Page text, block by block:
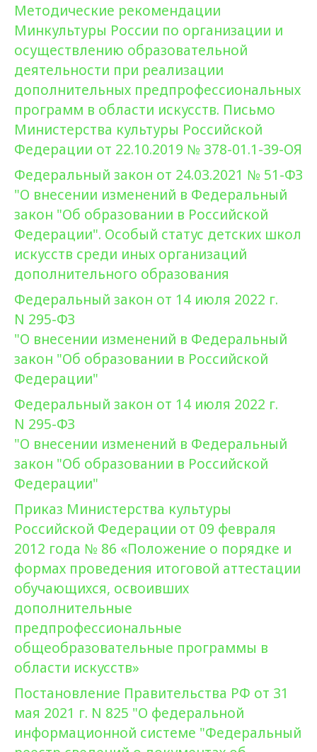
Методические рекомендации
Минкультуры России по организации и
осуществлению образовательной
деятельности при реализации
дополнительных предпрофессиональных
программ в области искусств. Письмо
Министерства культуры Российской
Федерации от 22.10.2019 № 378-01.1-39-ОЯ
Федеральный закон от 24.03.2021 № 51-ФЗ
"О внесении изменений в Федеральный
закон "Об образовании в Российской
Федерации". Особый статус детских школ
искусств среди иных организаций
дополнительного образования
Федеральный закон от 14 июля 2022 г.
N 295-ФЗ
"О внесении изменений в Федеральный
закон "Об образовании в Российской
Федерации"
Федеральный закон от 14 июля 2022 г.
N 295-ФЗ
"О внесении изменений в Федеральный
закон "Об образовании в Российской
Федерации"
Приказ Министерства культуры
Российской Федерации от 09 февраля
2012 года № 86 «Положение о порядке и
формах проведения итоговой аттестации
обучающихся, освоивших
дополнительные
предпрофессиональные
общеобразовательные программы в
области искусств»
Постановление Правительства РФ от 31
мая 2021 г. N 825 "О федеральной
информационной системе "Федеральный